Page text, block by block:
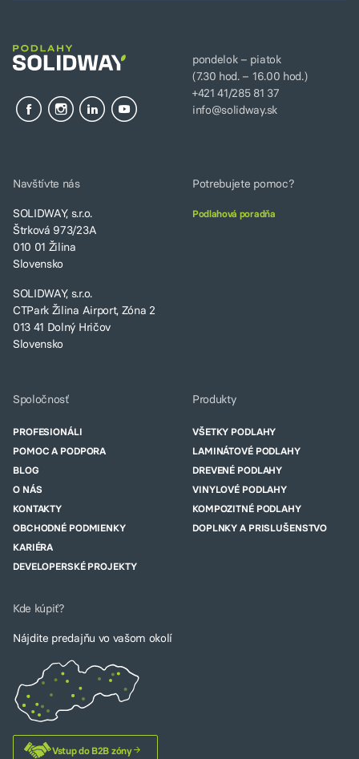
pondelok – piatok
(7.30 hod. – 16.00 hod.)
+421 41/285 81 37
info@solidway.sk
Navštívte nás
SOLIDWAY, s.r.o.
Štrková 973/23A
010 01 Žilina
Slovensko
SOLIDWAY, s.r.o.
CTPark Žilina Airport, Zóna 2
013 41 Dolný Hričov
Slovensko
Potrebujete pomoc?
Podlahová poradňa
Spoločnosť
PROFESIONÁLI
POMOC A PODPORA
BLOG
O NÁS
KONTAKTY
OBCHODNÉ PODMIENKY
KARIÉRA
DEVELOPERSKÉ PROJEKTY
Produkty
VŠETKY PODLAHY
LAMINÁTOVÉ PODLAHY
DREVENÉ PODLAHY
VINYLOVÉ PODLAHY
KOMPOZITNÉ PODLAHY
DOPLNKY A PRISLUŠENSTVO
Kde kúpiť?
Nájdite predajňu vo vašom okolí
Vstup do B2B zóny